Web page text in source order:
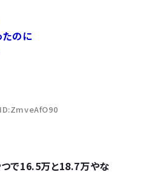
たのに
で16.5万と18.7万やな